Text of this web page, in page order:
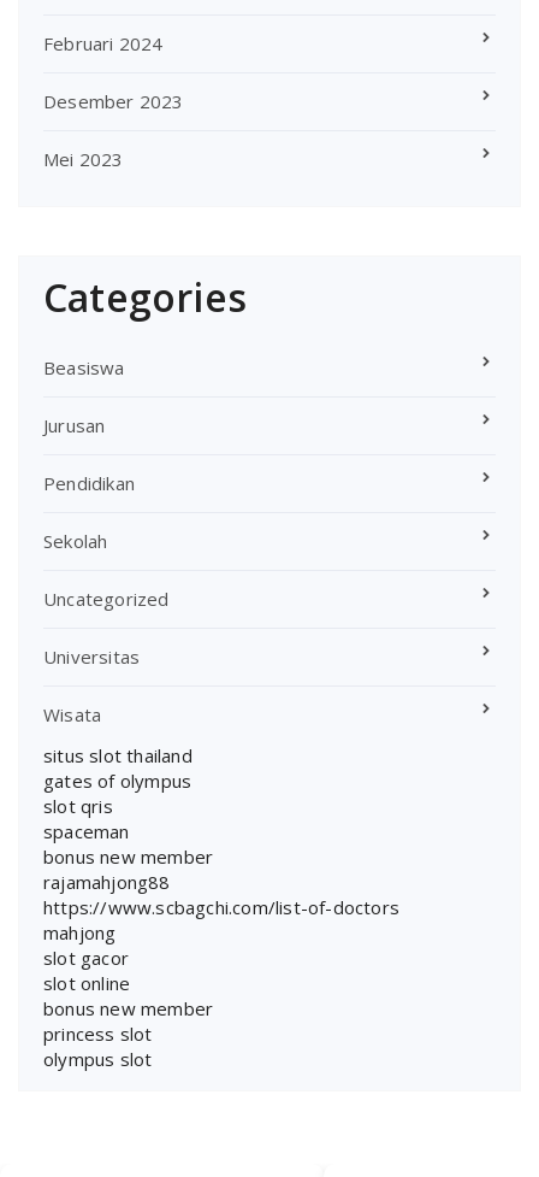
Februari 2024
Desember 2023
Mei 2023
Categories
Beasiswa
Jurusan
Pendidikan
Sekolah
Uncategorized
Universitas
Wisata
situs slot thailand
gates of olympus
slot qris
spaceman
bonus new member
rajamahjong88
https://www.scbagchi.com/list-of-doctors
mahjong
slot gacor
slot online
bonus new member
princess slot
olympus slot